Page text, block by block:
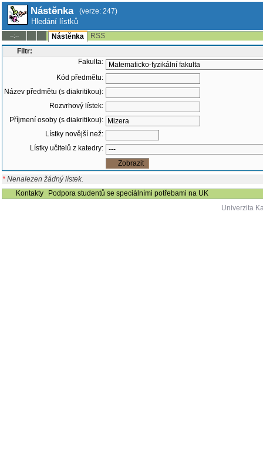
Nástěnka (verze: 247)
Hledání lístků
--:-- Nástěnka
RSS
Filtr:
Fakulta:
Kód předmětu:
Název předmětu (s diakritikou):
Rozvrhový lístek:
Příjmení osoby (s diakritikou):
Lístky novější než:
Lístky učitelů z katedry:
* Nenalezen žádný lístek.
Kontakty
Podpora studentů se speciálními potřebami na UK
Univerzita